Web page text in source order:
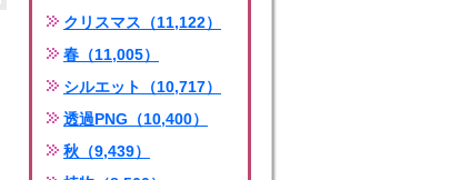
クリスマス（11,122）
春（11,005）
シルエット（10,717）
透過PNG（10,400）
秋（9,439）